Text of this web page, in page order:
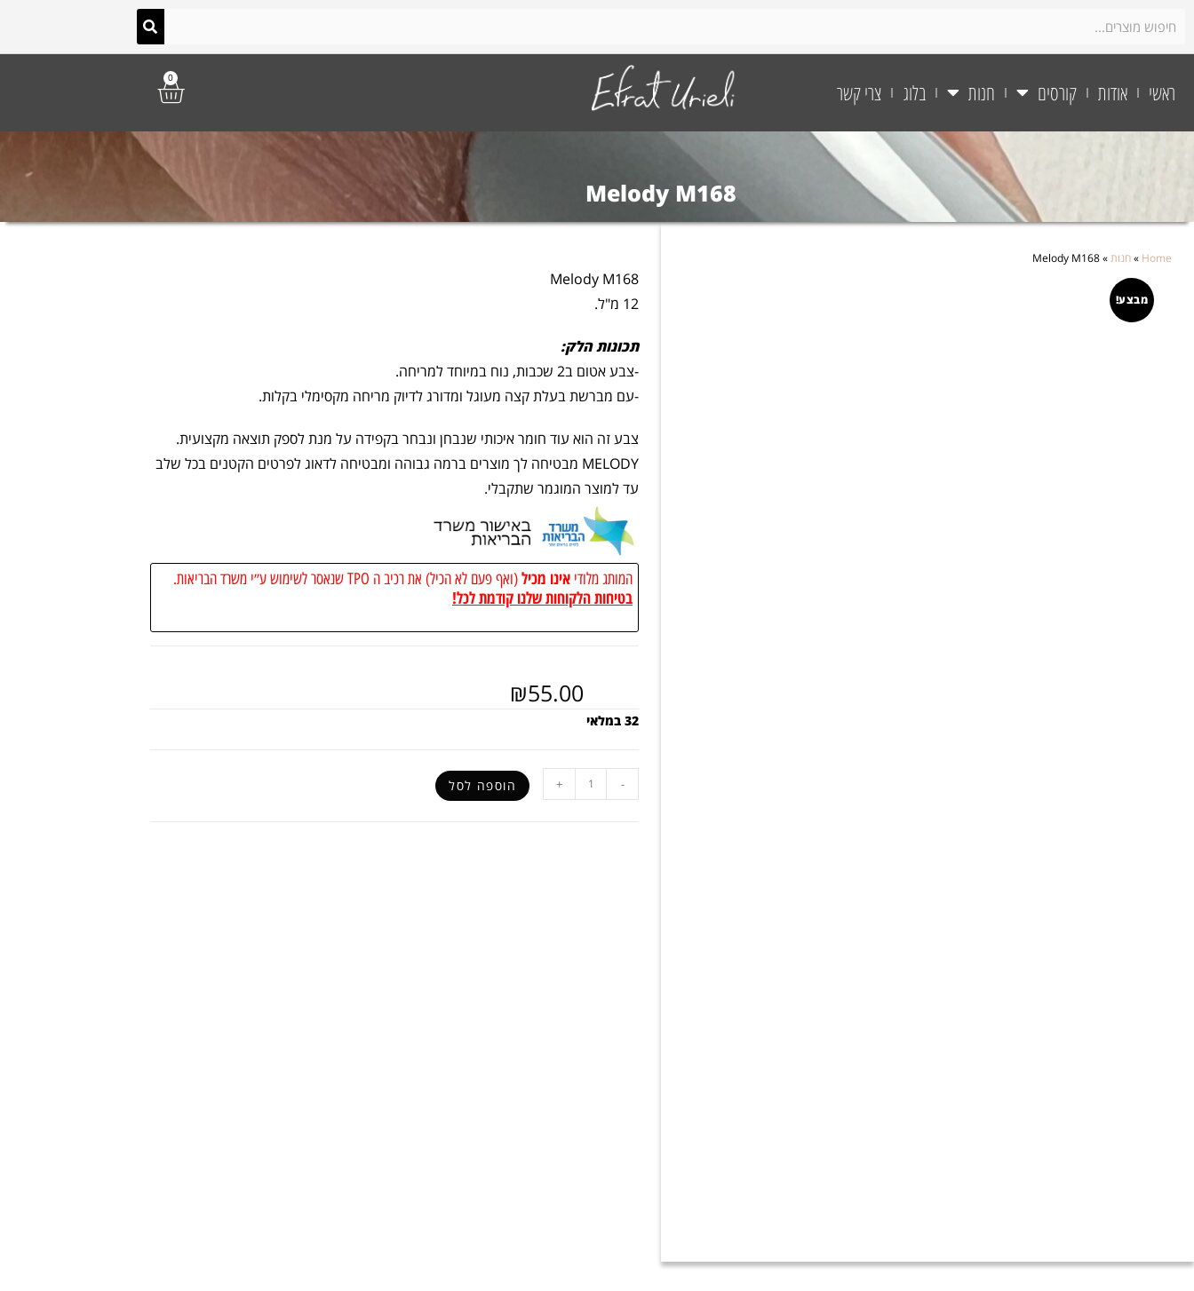
ראשי אודות קורסים חנות בלוג צרי קשר
0
Melody M168
Home
»חנות »
Melody M168
מבצע!
Melody M168
12 מ"ל.
תכונות הלק:
-צבע אטום ב2 שכבות, נוח במיוחד למריחה.
-עם מברשת בעלת קצה מעוגל ומדורג לדיוק מריחה מקסימלי בקלות.
צבע זה הוא עוד חומר איכותי שנבחן ונבחר בקפידה על מנת לספק תוצאה מקצועית.
MELODY מבטיחה לך מוצרים ברמה גבוהה ומבטיחה לדאוג לפרטים הקטנים בכל שלב
עד למוצר המוגמר שתקבלי.
המותג מלודי אינו מכיל(ואף פעם לא הכיל) את רכיב ה TPO שנאסר לשימוש ע״י משרד הבריאות.
בטיחות הלקוחות שלנו קודמת לכל!
₪55.00
32 במלאי
-
+ הוספה לסל